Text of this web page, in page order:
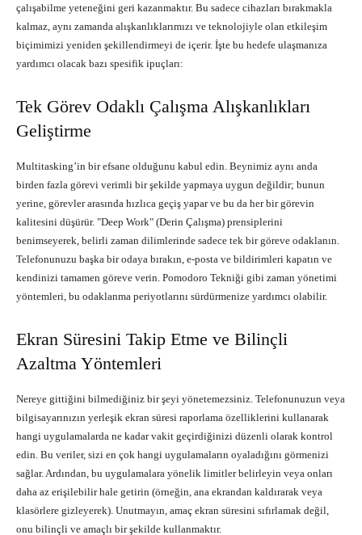
çalışabilme yeteneğini geri kazanmaktır. Bu sadece cihazları bırakmakla
kalmaz, aynı zamanda alışkanlıklarımızı ve teknolojiyle olan etkileşim
biçimimizi yeniden şekillendirmeyi de içerir. İşte bu hedefe ulaşmanıza
yardımcı olacak bazı spesifik ipuçları:
Tek Görev Odaklı Çalışma Alışkanlıkları
Geliştirme
Multitasking’in bir efsane olduğunu kabul edin. Beynimiz aynı anda
birden fazla görevi verimli bir şekilde yapmaya uygun değildir; bunun
yerine, görevler arasında hızlıca geçiş yapar ve bu da her bir görevin
kalitesini düşürür. "Deep Work" (Derin Çalışma) prensiplerini
benimseyerek, belirli zaman dilimlerinde sadece tek bir göreve odaklanın.
Telefonunuzu başka bir odaya bırakın, e-posta ve bildirimleri kapatın ve
kendinizi tamamen göreve verin. Pomodoro Tekniği gibi zaman yönetimi
yöntemleri, bu odaklanma periyotlarını sürdürmenize yardımcı olabilir.
Ekran Süresini Takip Etme ve Bilinçli
Azaltma Yöntemleri
Nereye gittiğini bilmediğiniz bir şeyi yönetemezsiniz. Telefonunuzun veya
bilgisayarınızın yerleşik ekran süresi raporlama özelliklerini kullanarak
hangi uygulamalarda ne kadar vakit geçirdiğinizi düzenli olarak kontrol
edin. Bu veriler, sizi en çok hangi uygulamaların oyaladığını görmenizi
sağlar. Ardından, bu uygulamalara yönelik limitler belirleyin veya onları
daha az erişilebilir hale getirin (örneğin, ana ekrandan kaldırarak veya
klasörlere gizleyerek). Unutmayın, amaç ekran süresini sıfırlamak değil,
onu bilinçli ve amaçlı bir şekilde kullanmaktır.